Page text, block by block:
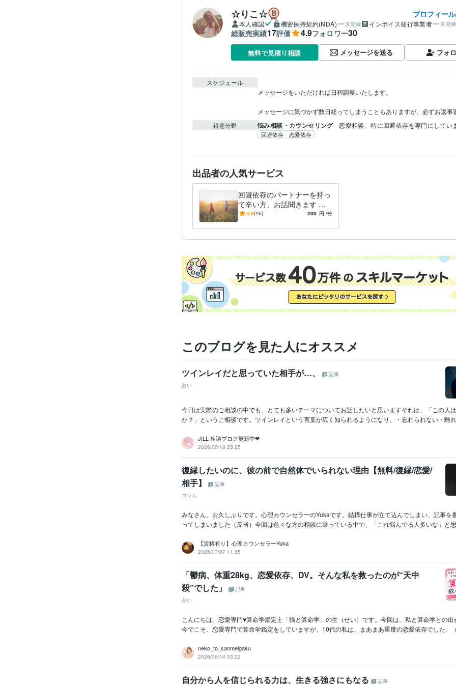
☆りこ☆ プロフィー
本人確認 機密保持契約(NDA) 未登録 インボイス発行事業者 未登録
総販売実績17評価 4.9フォロワー30
無料で見積り相談 メッセージを送る フォ
スケジュール
メッセージをいただければ日程調整いたします。
メッセージに気づかず数日経ってしまうこともありますが、必ずお返事
得意分野 悩み相談・カウンセリング 恋愛相談、特に回避依存を専門にしてい
回避依存 恋愛依存
出品者の人気サービス
回避依存のパートナーを持っ
て辛い方、お話聞きます 回
避依存のパートナーと愛し愛
4.9(16) 200 円 /分
このブログを見た人にオススメ
ツインレイだと思っていた相手が…、
記事
占い
今日は実際のご相談の中でも、とても多いテーマについてお話したいと思いますそれは、「この人
か？」というご相談です。ツインレイという言葉が広く知られるようになり、・忘れられない・離
JILL 相談ブログ更新中❤︎
2026/06/18 23:25
復縁したいのに、彼の前で自然体でいられない理由【無料/復縁/恋愛/
相手】
記事
コラム
みなさん、お久しぶりです。心理カウンセラーのYukaです。結構仕事が立て込んでしまい、記事を
ってしまいました（反省）今回は色々な方の相談に乗っている中で、「これ悩んでる人多いな」と
【資格有り】心理カウンセラーYuka
2026/07/07 11:35
「鬱病、体重28kg、恋愛依存、DV。そんな私を救ったのが“天中
殺”でした」
記事
占い
こんにちは。恋愛専門♥算命学鑑定士「猫と算命学」の生（せい）です。今回は、私と算命学との
今でこそ、恋愛専門で算命学鑑定をしていますが、10代の私は、まあまあ重度の恋愛依存でした。
neko_to_sanmeigaku
2026/06/14 03:22
自分から人を信じられる力は、生きる強さにもなる 記事